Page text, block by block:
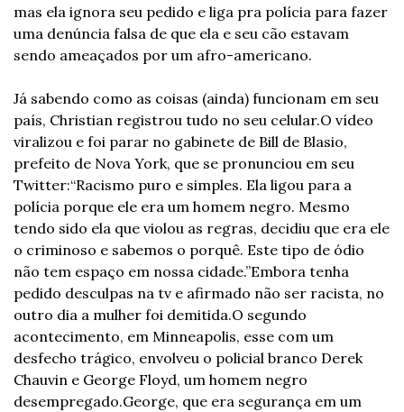
mas ela ignora seu pedido e liga pra polícia para fazer
uma denúncia falsa de que ela e seu cão estavam
sendo ameaçados por um afro-americano.
Já sabendo como as coisas (ainda) funcionam em seu
país, Christian registrou tudo no seu celular.O vídeo
viralizou e foi parar no gabinete de Bill de Blasio,
prefeito de Nova York, que se pronunciou em seu
Twitter:“Racismo puro e simples. Ela ligou para a
polícia porque ele era um homem negro. Mesmo
tendo sido ela que violou as regras, decidiu que era ele
o criminoso e sabemos o porquê. Este tipo de ódio
não tem espaço em nossa cidade.”Embora tenha
pedido desculpas na tv e afirmado não ser racista, no
outro dia a mulher foi demitida.O segundo
acontecimento, em Minneapolis, esse com um
desfecho trágico, envolveu o policial branco Derek
Chauvin e George Floyd, um homem negro
desempregado.George, que era segurança em um